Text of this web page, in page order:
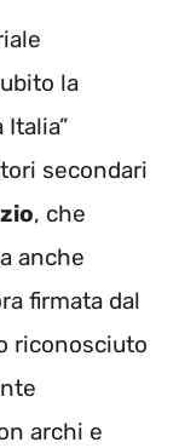
la
secondari
, che
anche
firmata dal
riconosciuto
archi e